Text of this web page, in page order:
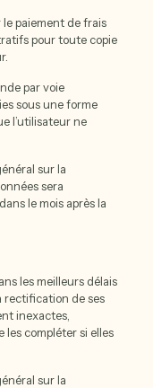
paiement de frais
pour toute copie
par voie
sous une forme
l’utilisateur ne
sur la
sera
le mois après la
les meilleurs délais
rectification de ses
inexactes,
les compléter si elles
sur la